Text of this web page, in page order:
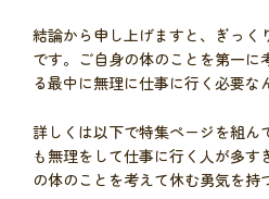
結論から申し上げますと、ぎっく
です。ご自身の体のことを第一に
る最中に無理に仕事に行く必要な
詳しくは以下で特集ページを組ん
も無理をして仕事に行く人が多
の体のことを考えて休む勇気を持